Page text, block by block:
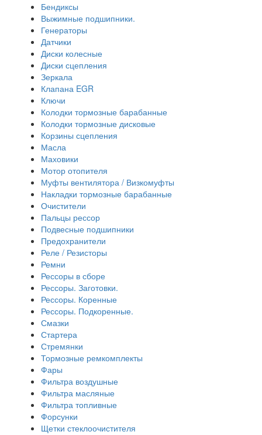
Бендиксы
Выжимные подшипники.
Генераторы
Датчики
Диски колесные
Диски сцепления
Зеркала
Клапана EGR
Ключи
Колодки тормозные барабанные
Колодки тормозные дисковые
Корзины сцепления
Масла
Маховики
Мотор отопителя
Муфты вентилятора / Визкомуфты
Накладки тормозные барабанные
Очистители
Пальцы рессор
Подвесные подшипники
Предохранители
Реле / Резисторы
Ремни
Рессоры в сборе
Рессоры. Заготовки.
Рессоры. Коренные
Рессоры. Подкоренные.
Смазки
Стартера
Стремянки
Тормозные ремкомплекты
Фары
Фильтра воздушные
Фильтра масляные
Фильтра топливные
Форсунки
Щетки стеклоочистителя